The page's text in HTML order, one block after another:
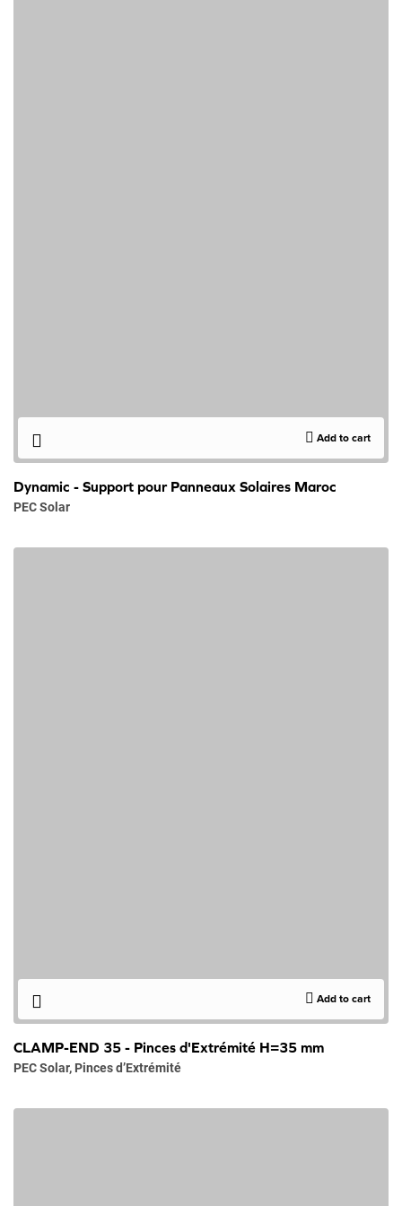
Add to cart
Dynamic - Support pour Panneaux Solaires Maroc
PEC Solar
Add to cart
CLAMP-END 35 - Pinces d'Extrémité H=35 mm
PEC Solar, Pinces d’Extrémité